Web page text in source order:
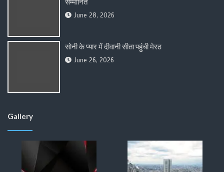
June 28, 2026
सोनी के प्यार में दीवानी सीता पहुंची मेरठ
June 26, 2026
Gallery